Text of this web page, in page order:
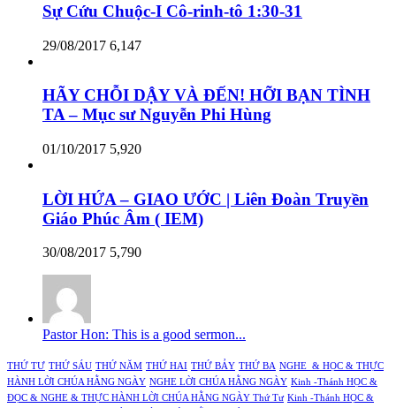
Sự Cứu Chuộc-I Cô-rinh-tô 1:30-31
29/08/2017 6,147
HÃY CHỖI DẬY VÀ ĐẾN! HỠI BẠN TÌNH
TA – Mục sư Nguyễn Phi Hùng
01/10/2017 5,920
LỜI HỨA – GIAO ƯỚC | Liên Đoàn Truyền
Giáo Phúc Âm ( IEM)
30/08/2017 5,790
Pastor Hon: This is a good sermon...
THỨ TƯ THỨ SÁU THỨ NĂM THỨ HAI THỨ BẢY THỨ BA NGHE & HỌC & THỰC
HÀNH LỜI CHÚA HẰNG NGÀY NGHE LỜI CHÚA HẰNG NGÀY Kinh -Thánh HỌC &
ĐỌC & NGHE & THỰC HÀNH LỜI CHÚA HẰNG NGÀY Thứ Tư Kinh -Thánh HỌC &